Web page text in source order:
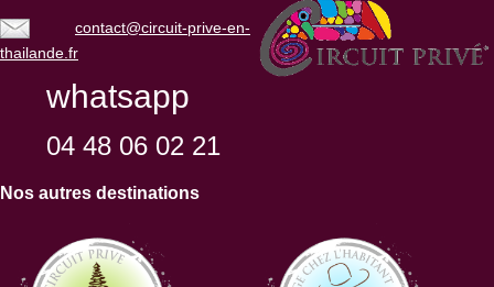
contact@circuit-prive-en-
thailande.fr
whatsapp
04 48 06 02 21
Nos autres destinations